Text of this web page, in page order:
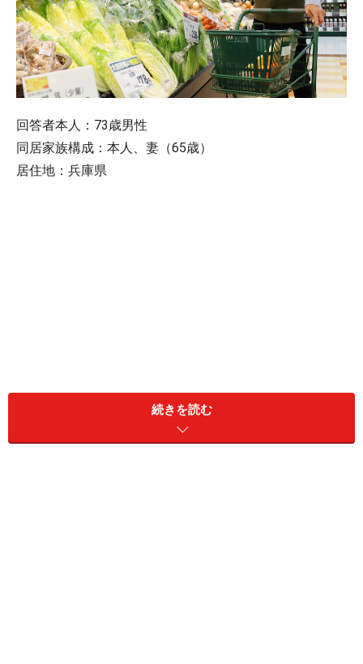
回答者本人：73歳男性
同居家族構成：本人、妻（65歳）
居住地：兵庫県
リタイア前の雇用形態：正社員
続きを読む